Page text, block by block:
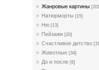
Жанровые картины
Натюрморты [15]
Ню [13]
Пейзажи [20]
Счастливое детство
Животные [34]
До и после [8]